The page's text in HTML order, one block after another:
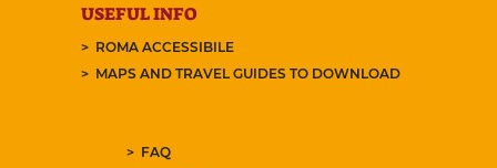
USEFUL INFO
ROMA ACCESSIBILE
MAPS AND TRAVEL GUIDES TO DOWNLOAD
FAQ